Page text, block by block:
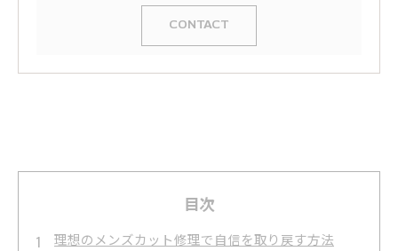
CONTACT
目次
理想のメンズカット修理で自信を取り戻す方法